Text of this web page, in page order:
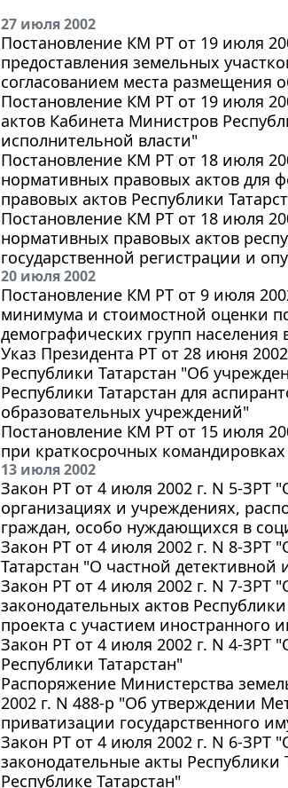
27 июля 2002
Постановление КМ РТ от 19 июля
предоставления земельных
согласованием места размещения
Постановление КМ РТ от 19 июля
актов Кабинета Министров
исполнительной власти"
Постановление КМ РТ от 18 июля
нормативных правовых актов для
правовых актов Республики
Постановление КМ РТ от 18 июля
нормативных правовых актов
государственной регистрации и
20 июля 2002
Постановление КМ РТ от 9 июля
минимума и стоимостной оценки
демографических групп населения
Указ Президента РТ от 28 июня
Республики Татарстан "Об
Республики Татарстан для
образовательных учреждений"
Постановление КМ РТ от 15 июля
при краткосрочных
13 июля 2002
Закон РТ от 4 июля 2002 г. N 5-ЗРТ
организациях и учреждениях,
граждан, особо нуждающихся в
Закон РТ от 4 июля 2002 г. N 8-ЗРТ
Татарстан "О частной детективной
Закон РТ от 4 июля 2002 г. N 7-ЗРТ
законодательных актов
проекта с участием иностранного
Закон РТ от 4 июля 2002 г. N 4-ЗРТ
Республики Татарстан"
Распоряжение Министерства
2002 г. N 488-р "Об утверждении
приватизации государственного
Закон РТ от 4 июля 2002 г. N 6-
законодательные акты
Республике Татарстан"